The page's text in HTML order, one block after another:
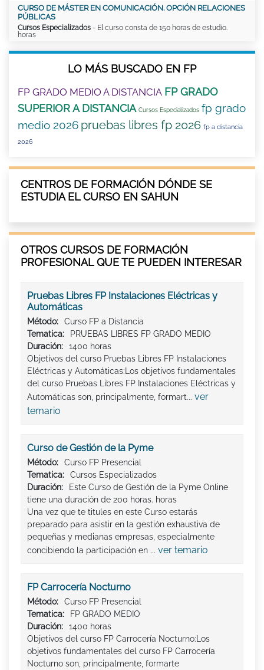
CURSO DE MÁSTER EN COMUNICACIÓN. OPCIÓN RELACIONES
PÚBLICAS
Cursos Especializados - El curso consta de 150 horas de estudio.
horas
LO MÁS BUSCADO EN FP
FP GRADO MEDIO A DISTANCIA FP GRADO
SUPERIOR A DISTANCIA Cursos Especializados fp grado
medio 2026 pruebas libres fp 2026 fp a distancia
2026
CENTROS DE FORMACIÓN DÓNDE SE
ESTUDIA EL CURSO EN SAHUN
OTROS CURSOS DE FORMACIÓN
PROFESIONAL QUE TE PUEDEN INTERESAR
Pruebas Libres FP Instalaciones Eléctricas y
Automáticas
Método:
Curso FP a Distancia
Tematica:
PRUEBAS LIBRES FP GRADO MEDIO
Duración:
1400 horas
Objetivos del curso Pruebas Libres FP Instalaciones
Eléctricas y Automáticas:Los objetivos fundamentales
del curso Pruebas Libres FP Instalaciones Eléctricas y
Automáticas son, principalmente, formart... ver
temario
Curso de Gestión de la Pyme
Método:
Curso FP Presencial
Tematica:
Cursos Especializados
Duración:
Este Curso de Gestión de la Pyme Online
tiene una duración de 200 horas. horas
Una vez que te titules en este Curso estarás
preparado para asistir en la gestión exhaustiva de
pequeñas y medianas empresas, especialmente
concibiendo la participación en ... ver temario
FP Carrocería Nocturno
Método:
Curso FP Presencial
Tematica:
FP GRADO MEDIO
Duración:
1400 horas
Objetivos del curso FP Carrocería Nocturno:Los
objetivos fundamentales del curso FP Carrocería
Nocturno son, principalmente, formarte